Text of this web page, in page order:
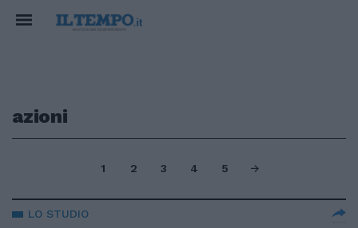
azioni
1 2 3 4 5
LO STUDIO